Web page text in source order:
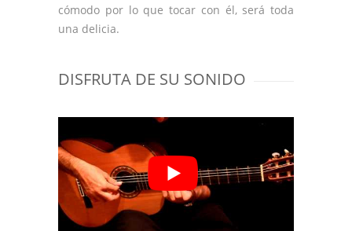
cómodo por lo que tocar con él, será toda
una delicia.
DISFRUTA DE SU SONIDO